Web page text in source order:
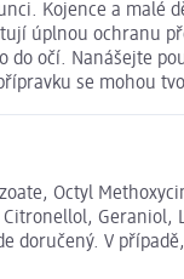
Kojence a malé
úplnou ochranu
očí. Nanášejte
se mohou
Octyl
Geraniol,
doručený. V